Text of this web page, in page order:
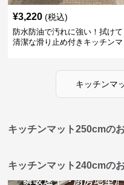
¥3,220 (税込)
防水防油で汚れに強い！拭けて
清潔な滑り止め付きキッチンマ
キッチンマ
キッチンマット250cmの
キッチンマット240cmの